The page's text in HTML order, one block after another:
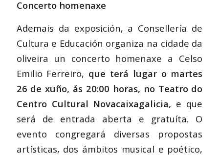
Concerto homenaxe
Ademais da exposición, a Consellería de
Cultura e Educación organiza na cidade da
oliveira un concerto homenaxe a Celso
Emilio Ferreiro, que terá lugar o martes
26 de xuño, ás 20:00 horas, no Teatro do
Centro Cultural Novacaixagalicia, e que
será de entrada aberta e gratuíta. O
evento congregará diversas propostas
artísticas, dos ámbitos musical e poético,